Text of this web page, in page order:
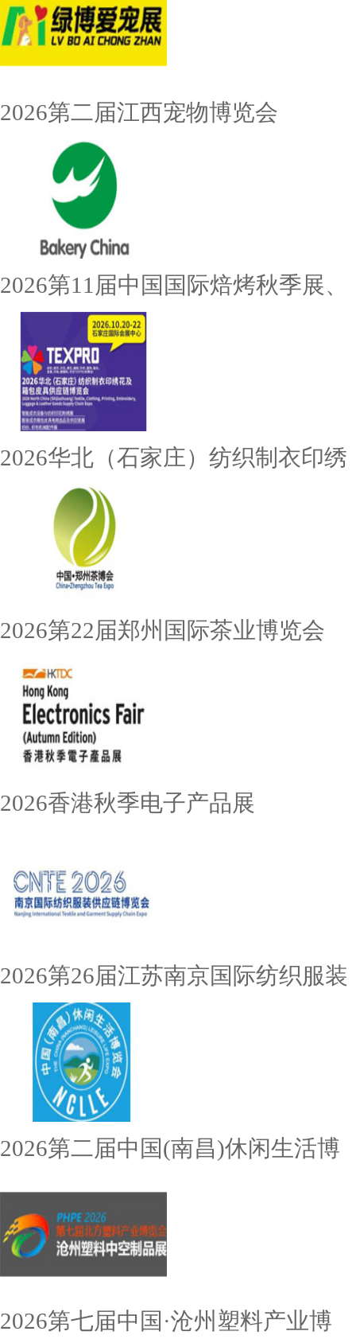
2026第二届江西宠物博览会
2026第11届中国国际焙烤秋季展、
2026华北（石家庄）纺织制衣印绣
2026第22届郑州国际茶业博览会
2026香港秋季电子产品展
2026第26届江苏南京国际纺织服装
2026第二届中国(南昌)休闲生活博
2026第七届中国·沧州塑料产业博